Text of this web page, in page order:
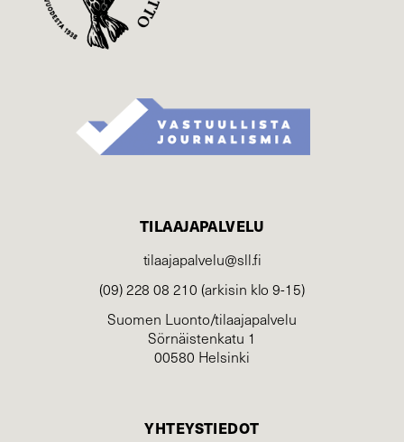
TILAAJAPALVELU
tilaajapalvelu@sll.fi
(09) 228 08 210 (arkisin klo 9-15)
Suomen Luonto/tilaajapalvelu
Sörnäistenkatu 1
00580 Helsinki
YHTEYSTIEDOT